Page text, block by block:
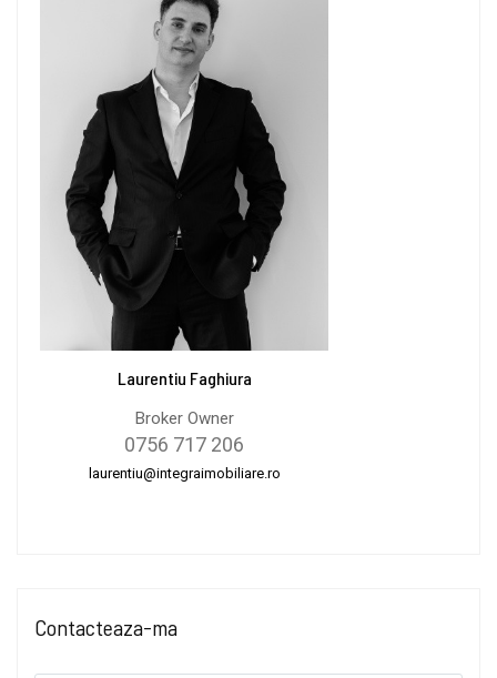
Laurentiu Faghiura
Broker Owner
0756 717 206
laurentiu@integraimobiliare.ro
Contacteaza-ma